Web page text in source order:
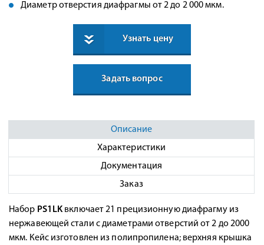
Диаметр отверстия диафрагмы от 2 до 2 000 мкм.
Узнать цену
Задать вопрос
Описание
Характеристики
Документация
Заказ
Набор PS1LKвключает 21 прецизионную диафрагму из
нержавеющей стали с диаметрами отверстий от 2 до 2000
мкм. Кейс изготовлен из полипропилена; верхняя крышка